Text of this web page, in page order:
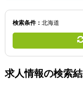
検索条件： 北海道
求人情報の検索